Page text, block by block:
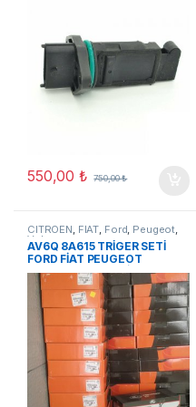
550,00₺ 750,00₺
CITROEN, FİAT, Ford, Peugeot,
Volvo
AV6Q 8A615 TRİGER SETİ
FORD FİAT PEUGEOT
TOYOTA VOLVO CİTROEN